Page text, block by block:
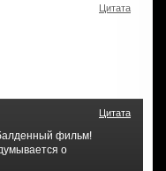
Цитата
Цитата
фильм!
о